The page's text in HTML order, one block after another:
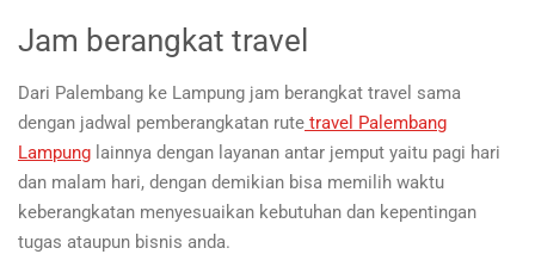
Jam berangkat travel
Dari Palembang ke Lampung jam berangkat travel sama
dengan jadwal pemberangkatan rute travel Palembang
Lampung lainnya dengan layanan antar jemput yaitu pagi hari
dan malam hari, dengan demikian bisa memilih waktu
keberangkatan menyesuaikan kebutuhan dan kepentingan
tugas ataupun bisnis anda.